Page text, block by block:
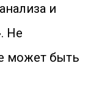
и
. Не
может быть